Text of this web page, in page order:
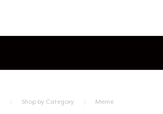
Shop by Category Meme